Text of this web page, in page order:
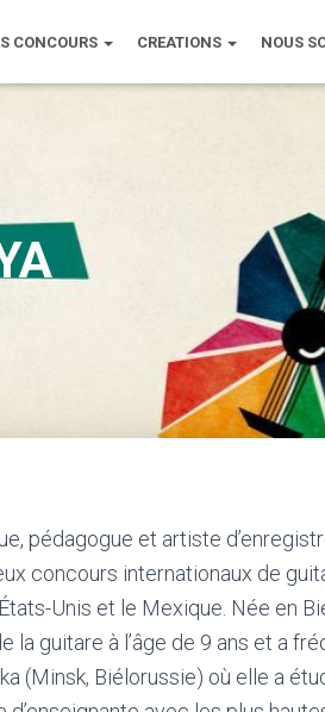
CONCOURS CREATIONS NOUS
pédagogue et artiste
concours internationaux de
Unis et le Mexique. Née en
la guitare à l’âge de 9 ans et a
(Minsk, Biélorussie) où elle a